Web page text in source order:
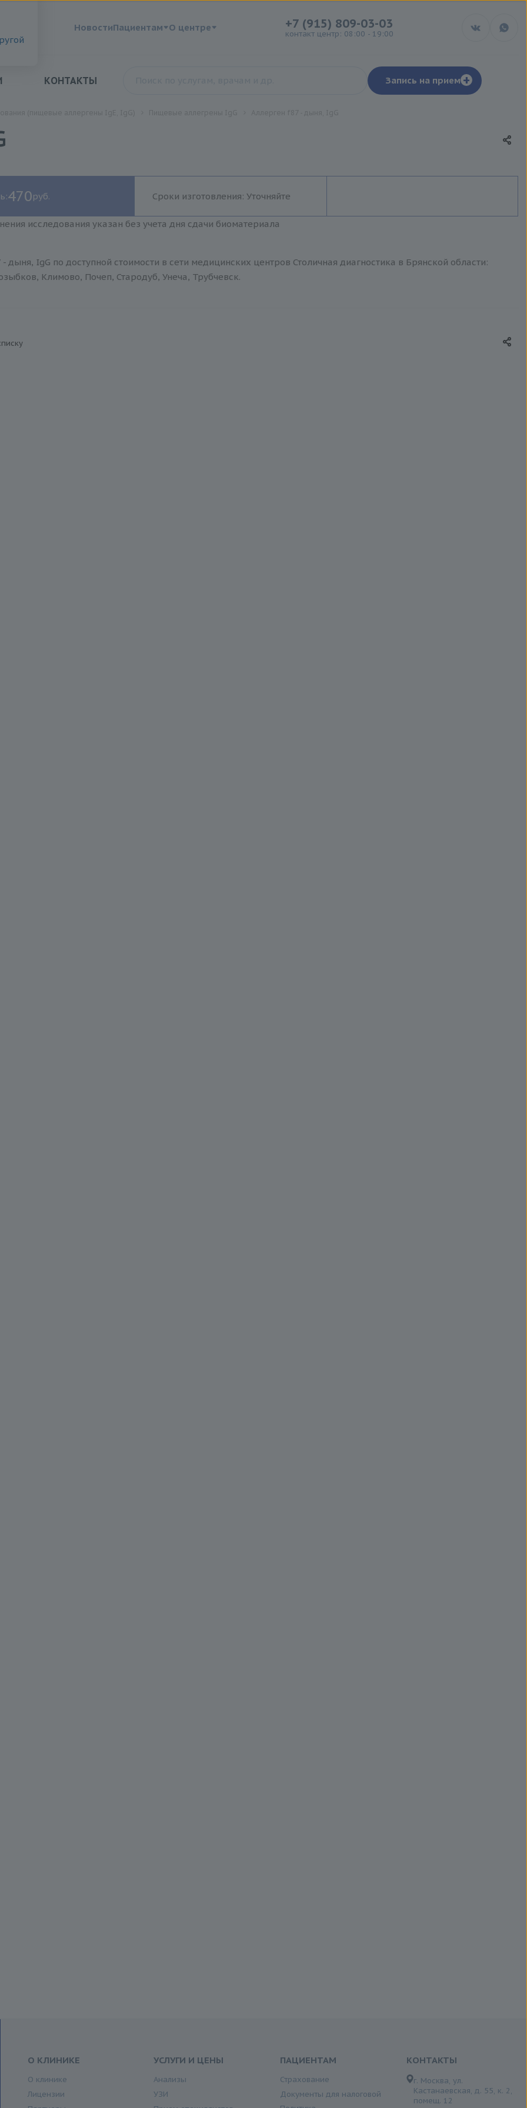
НовостиПациентам О центре +7 (915) 809-03-03
контакт центр: 08:00 - 19:00
КОНТАКТЫ Запись на прием +
470руб. Сроки изготовления: Уточняйте
исследования указан без учета дня сдачи биоматериала
дыня, IgG по доступной стоимости в сети медицинских центров Столичная диагностика в Брянской области:
Климово, Почеп, Стародуб, Унеча, Трубчевск.
О КЛИНИКЕ
О клинике
Лицензии
УСЛУГИ И ЦЕНЫ
Анализы
УЗИ
ПАЦИЕНТАМ
Страхование
Документы для налоговой
КОНТАКТЫ
г. Москва, ул.
Кастанаевская, д. 55, к. 2,
помещ. 12